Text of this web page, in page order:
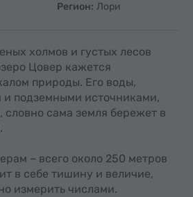
Регион: Лори
холмов и густых лесов
Цовер кажется
природы. Его воды,
подземными источниками,
словно сама земля бережет в
– всего около 250 метров
в себе тишину и величие,
измерить числами.